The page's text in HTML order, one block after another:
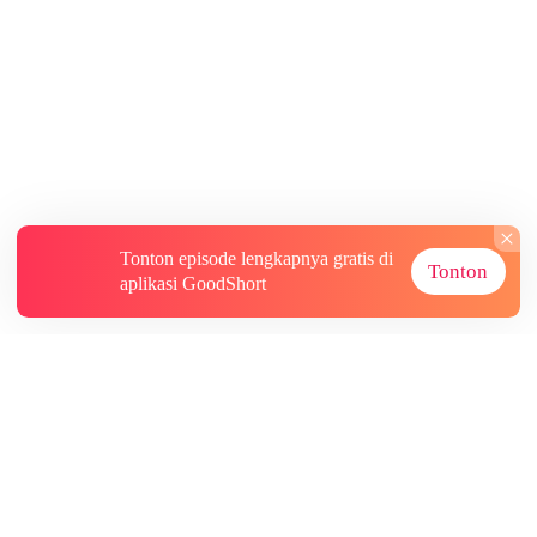
Tonton episode lengkapnya gratis di
aplikasi GoodShort
Tonton